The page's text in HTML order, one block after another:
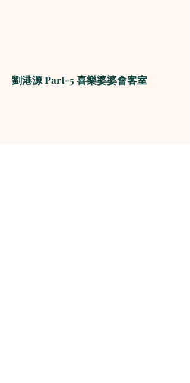
劉港源 Part-5 喜樂婆婆會客室